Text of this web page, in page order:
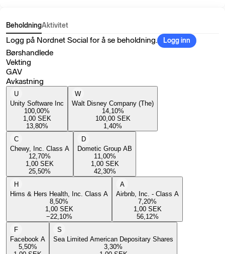
BeholdningAktivitet
Logg på Nordnet Social for å se beholdning. Logg inn
Børshandlede
Vekting
GAV
Avkastning
U
Unity Software Inc
100,00%
1,00 SEK
13,80%
W
Walt Disney Company (The)
14,10%
100,00 SEK
1,40%
C
Chewy, Inc. Class A
12,70%
1,00 SEK
25,50%
D
Dometic Group AB
11,00%
1,00 SEK
42,30%
H
Hims & Hers Health, Inc. Class A
8,50%
1,00 SEK
−22,10%
A
Airbnb, Inc. - Class A
7,20%
1,00 SEK
56,12%
F
Facebook A
5,50%
S
Sea Limited American Depositary Shares
3,30%